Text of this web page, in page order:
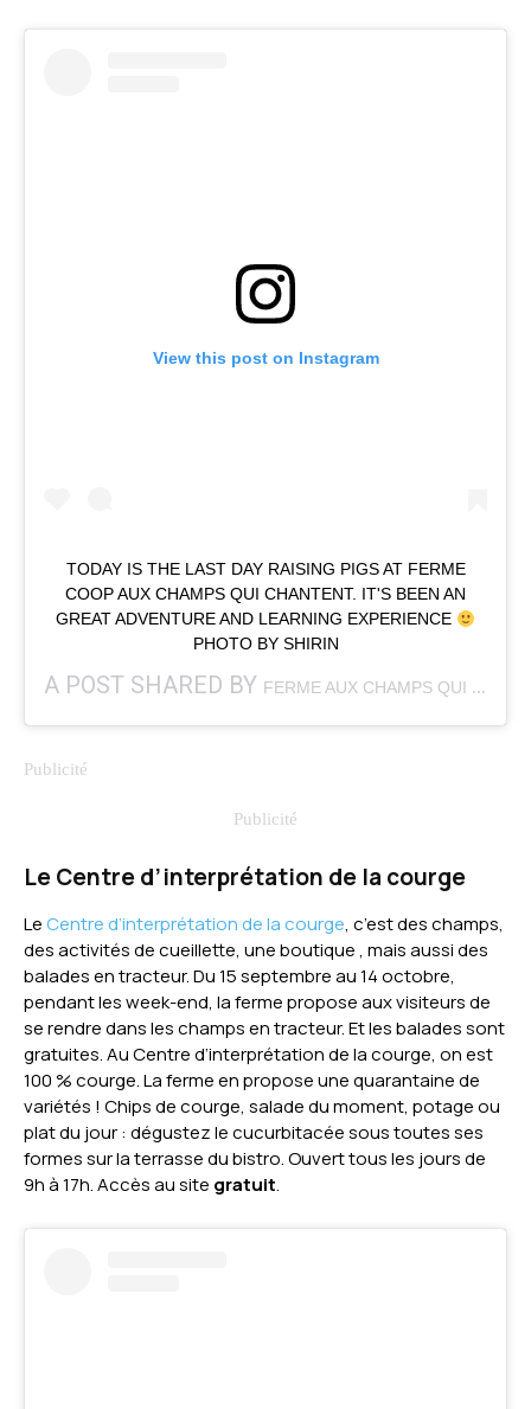
View this post on Instagram
TODAY IS THE LAST DAY RAISING PIGS AT FERME
COOP AUX CHAMPS QUI CHANTENT. IT'S BEEN AN
GREAT ADVENTURE AND LEARNING EXPERIENCE
PHOTO BY SHIRIN
A POST SHARED BY FERME AUX CHAMPS QUI CHANTENT
Le Centre d’interprétation de la courge
Le Centre d’interprétation de la courge, c’est des champs,
des activités de cueillette, une boutique , mais aussi des
balades en tracteur. Du 15 septembre au 14 octobre,
pendant les week-end, la ferme propose aux visiteurs de
se rendre dans les champs en tracteur. Et les balades sont
gratuites. Au Centre d’interprétation de la courge, on est
100 % courge. La ferme en propose une quarantaine de
variétés ! Chips de courge, salade du moment, potage ou
plat du jour : dégustez le cucurbitacée sous toutes ses
formes sur la terrasse du bistro. Ouvert tous les jours de
9h à 17h. Accès au site gratuit.